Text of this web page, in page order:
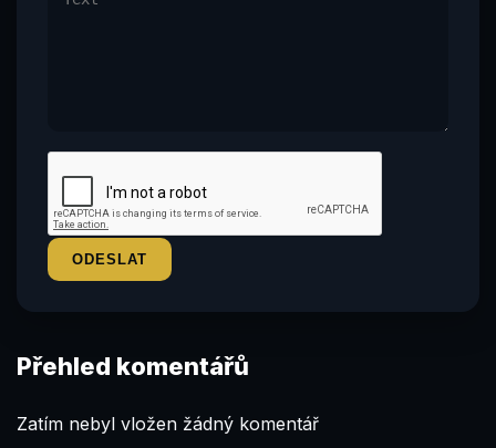
Přehled komentářů
Zatím nebyl vložen žádný komentář